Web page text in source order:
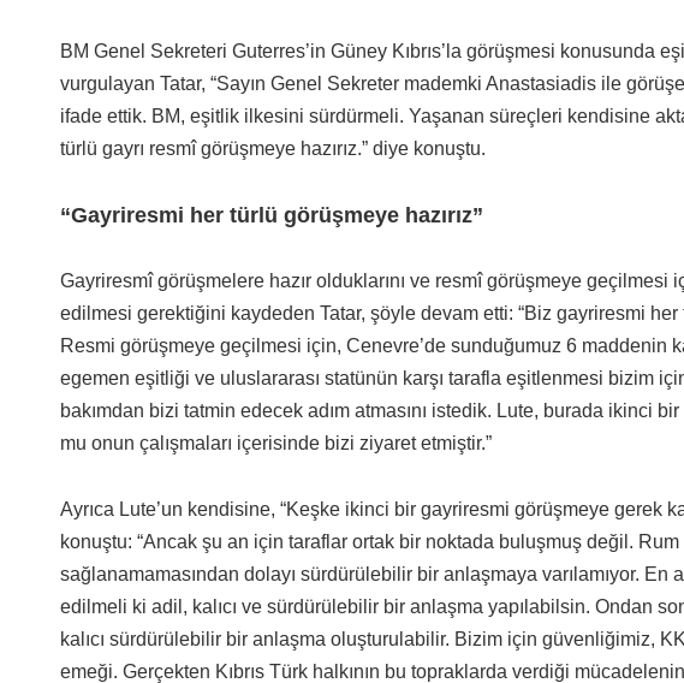
BM Genel Sekreteri Guterres’in Güney Kıbrıs’la görüşmesi konusunda
vurgulayan Tatar, “Sayın Genel Sekreter mademki Anastasiadis ile
ifade ettik. BM, eşitlik ilkesini sürdürmeli. Yaşanan süreçleri kendisine
türlü gayrı resmî görüşmeye hazırız.” diye konuştu.
“Gayriresmi her türlü görüşmeye hazırız”
Gayriresmî görüşmelere hazır olduklarını ve resmî görüşmeye geçilmesi
edilmesi gerektiğini kaydeden Tatar, şöyle devam etti: “Biz gayriresmi her
Resmi görüşmeye geçilmesi için, Cenevre’de sunduğumuz 6 maddenin
egemen eşitliği ve uluslararası statünün karşı tarafla eşitlenmesi bizim
bakımdan bizi tatmin edecek adım atmasını istedik. Lute, burada ikinci
mu onun çalışmaları içerisinde bizi ziyaret etmiştir.”
Ayrıca Lute’un kendisine, “Keşke ikinci bir gayriresmi görüşmeye gerek
konuştu: “Ancak şu an için taraflar ortak bir noktada buluşmuş değil. Rum
sağlanamamasından dolayı sürdürülebilir bir anlaşmaya varılamıyor. En
edilmeli ki adil, kalıcı ve sürdürülebilir bir anlaşma yapılabilsin. Ondan
kalıcı sürdürülebilir bir anlaşma oluşturulabilir. Bizim için güvenliğimiz,
emeği. Gerçekten Kıbrıs Türk halkının bu topraklarda verdiği